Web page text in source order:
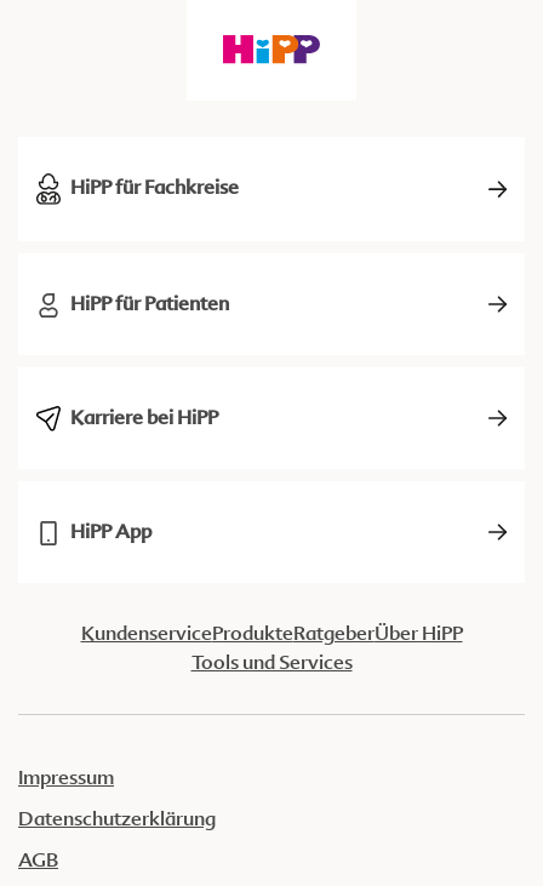
HiPP für Fachkreise
HiPP für Patienten
Karriere bei HiPP
HiPP App
KundenserviceProdukteRatgeberÜber HiPP
Tools und Services
Impressum
Datenschutzerklärung
AGB